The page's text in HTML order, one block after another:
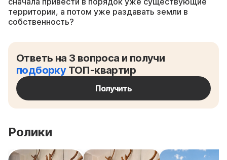
территории, а потом уже раздавать земли в
собственность?
Ответь на 3 вопроса и получи
подборкуТОП-квартир
Получить
Ролики